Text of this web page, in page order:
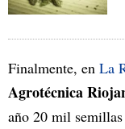
Finalmente, en La
Agrotécnica
año 20 mil